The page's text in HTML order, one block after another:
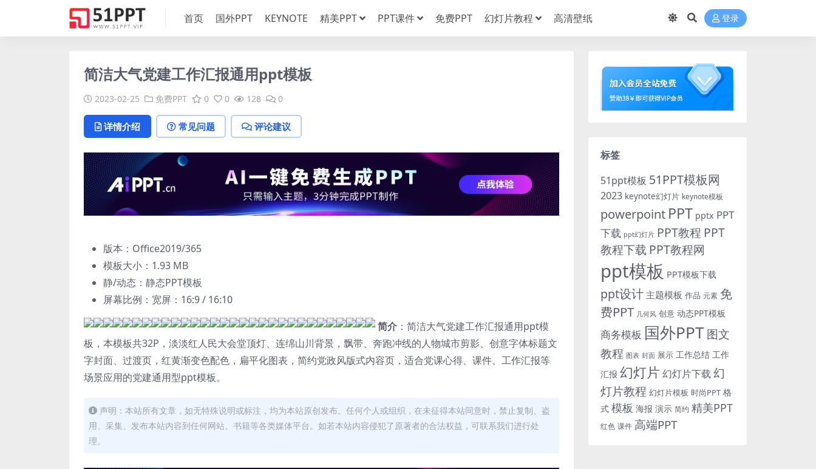
首页 国外PPT KEYNOTE 精美PPT PPT课件 免费PPT 幻灯片教程 高清壁纸 登录
简洁大气党建工作汇报通用ppt模板
2023-02-25 免费PPT 0 0 128 0
详情介绍 常见问题 评论建议
版本：Office2019/365
模板大小： 1.93 MB
静/动态：静态PPT模板
屏幕比例：宽屏：16:9 / 16:10
简介 ：简洁大气党建工作汇报通用ppt模
板，本模板共32P，淡淡红人民大会堂顶灯、连绵山川背景，飘带、奔跑冲线的人物城市剪影、创意字体标题文
字封面、过渡页，红黄渐变色配色，扁平化图表，简约党政风版式内容页，适合党课心得、课件、工作汇报等
场景应用的党建通用型ppt模板。
声明：本站所有文章，如无特殊说明或标注，均为本站原创发布。任何个人或组织，在未征得本站同意时，禁止复制、盗
用、采集、发布本站内容到任何网站、书籍等各类媒体平台。如若本站内容侵犯了原著者的合法权益，可联系我们进行处
理。
标签
51ppt模板 51PPT模板网
2023 keynote幻灯片 keynote模板
powerpoint PPT pptx PPT
下载 ppt幻灯片 PPT教程 PPT
教程下载 PPT教程网
ppt模板 PPT模板下载
ppt设计 主题模板 作品 元素 免
费PPT 几何风 创意 动态PPT模板
商务模板 国外PPT图文
教程 图表 封面 展示 工作总结 工作
汇报 幻灯片 幻灯片下载 幻
灯片教程 幻灯片模板 时尚PPT 格
式 模板 海报 演示 简约 精美PPT
红色 课件 高端PPT